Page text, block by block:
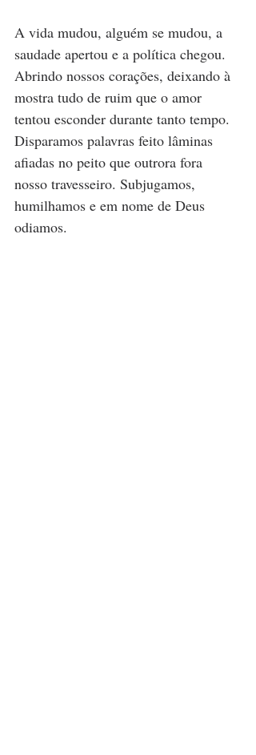
A vida mudou, alguém se mudou, a
saudade apertou e a política chegou.
Abrindo nossos corações, deixando à
mostra tudo de ruim que o amor
tentou esconder durante tanto tempo.
Disparamos palavras feito lâminas
afiadas no peito que outrora fora
nosso travesseiro. Subjugamos,
humilhamos e em nome de Deus
odiamos.